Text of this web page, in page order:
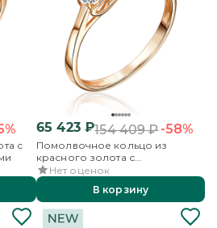
с
65 423₽154 409₽-58%
Помолвочное кольцо из
красного золота с
бриллиантом
Нет оценок
В корзину